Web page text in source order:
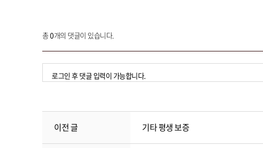
총0개의 댓글이 있습니다.
로그인 후 댓글 입력이 가능합니다.
이전 글 기타 평생 보증